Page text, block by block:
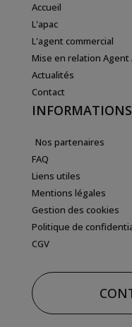
Accueil
L'apac
L'agent commercial
Mise en relation Agent
Actualités
Contact
INFORMATIONS
Nos partenaires
FAQ
Liens utiles
Mentions légales
Gestion des cookies
Politique de
CGV